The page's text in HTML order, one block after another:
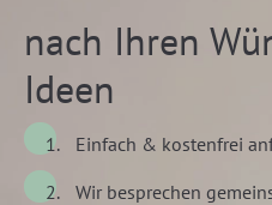
nach Ihren
Ideen
Einfach & kostenfrei
Wir besprechen